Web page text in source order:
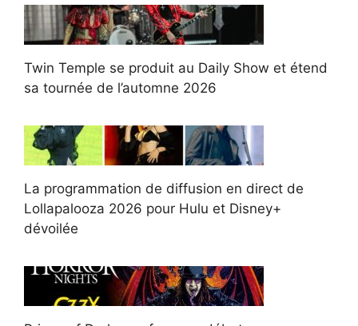
Twin Temple se produit au Daily Show et étend
sa tournée de l’automne 2026
La programmation de diffusion en direct de
Lollapalooza 2026 pour Hulu et Disney+
dévoilée